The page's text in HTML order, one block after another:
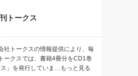
トークス
社トークスの情報提供により、毎
ークスでは、書籍4冊分をCD1巻
」を発行していま…もっと見る